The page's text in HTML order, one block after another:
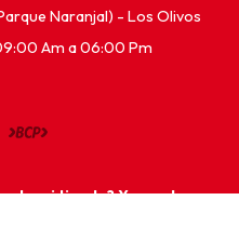
Naranjal) - Los Olivos
Am a 06:00 Pm
mi tienda? Yo vendo con